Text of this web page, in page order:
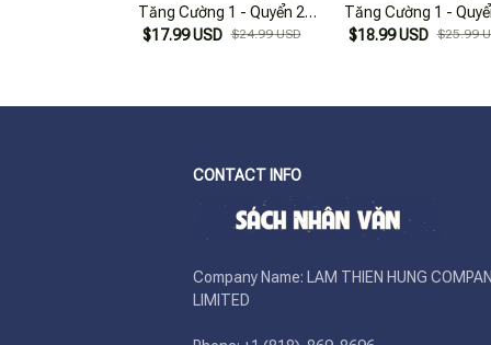
Tăng Cường 1 - Quyển 2
(Theo Chương Trình SGK
$17.99 USD $24.99 USD
Tăng Cường 1 -
(Theo Chương Trình
$18.99 USD $25.99
CONTACT INFO
Company Name: LAM THIEN HUNG
LIMITED